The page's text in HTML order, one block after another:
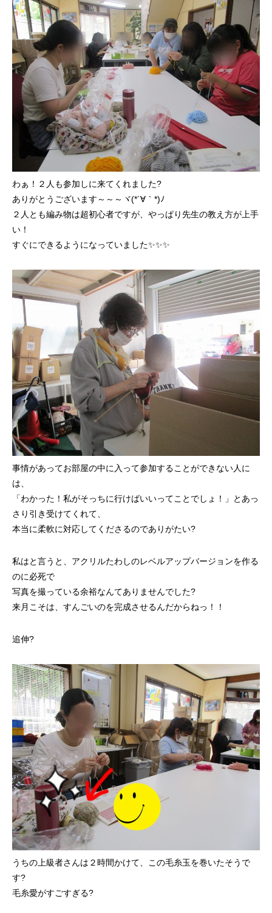
わぁ！２人も参加しに来てくれました?
ありがとうございます～～～ヾ(*´∀｀*)ﾉ
２人とも編み物は超初心者ですが、やっぱり先生の教え方が上手
い！
すぐにできるようになっていました✨✨✨
事情があってお部屋の中に入って参加することができない人に
は、
「わかった！私がそっちに行けばいいってことでしょ！」とあっ
さり引き受けてくれて、
本当に柔軟に対応してくださるのでありがたい?
私はと言うと、アクリルたわしのレベルアップバージョンを作る
のに必死で
写真を撮っている余裕なんてありませんでした?
来月こそは、すんごいのを完成させるんだからねっ！！
追伸?
うちの上級者さんは２時間かけて、この毛糸玉を巻いたそうで
す?
毛糸愛がすごすぎる?